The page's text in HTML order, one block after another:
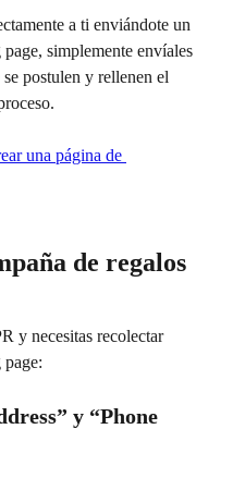
a ti enviándote un
simplemente envíales
postulen y rellenen el
una página de
de regalos
y necesitas recolectar
y “Phone